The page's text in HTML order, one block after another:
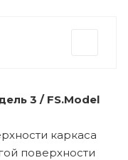
3 / FS.Model
каркаса
поверхности